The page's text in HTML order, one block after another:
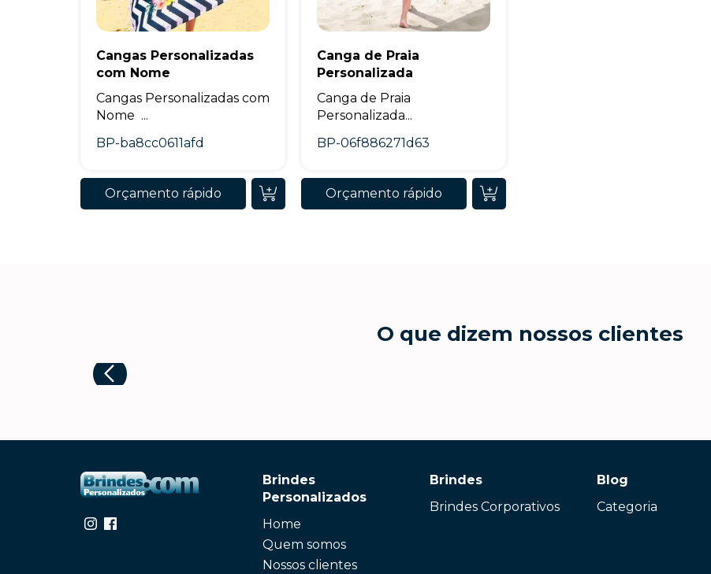
Cangas Personalizadas
com Nome
Cangas Personalizadas com
Nome ...
BP-ba8cc0611afd
Orçamento rápido
Canga de Praia
Personalizada
Canga de Praia
Personalizada...
BP-06f886271d63
Orçamento rápido
O que dizem nossos clientes
Brindes
Personalizados
Home
Quem somos
Nossos clientes
Brindes
Brindes Corporativos
Blog
Categoria
Eu concordo em receber comunicações.
privacidade, utilizaremos seus dados apenas para fins de
marketing. Você pode alterar suas preferências a qualquer
Iniciar conversa